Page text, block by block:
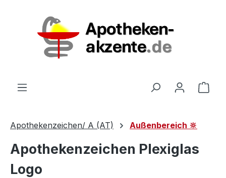
Apothekenzeichen/ A (AT) Außenbereich 🔆
Apothekenzeichen Plexiglas
Logo